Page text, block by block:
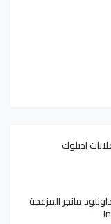
آدبلوك
مانجر المزعجة